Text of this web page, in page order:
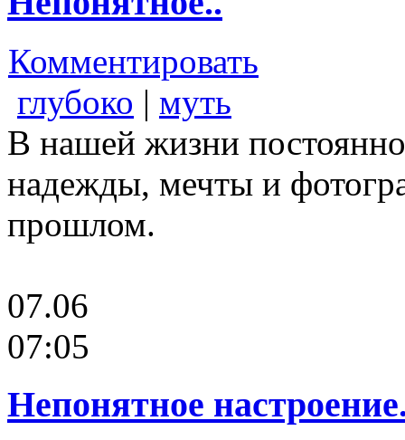
Комментировать
глубоко | муть
В нашей жизни
надежды, мечты и
прошлом.
07.06
07:05
Непонятное